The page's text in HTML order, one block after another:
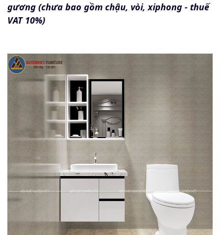
gương (chưa bao gồm chậu, vòi, xiphong - thuế
VAT 10%)